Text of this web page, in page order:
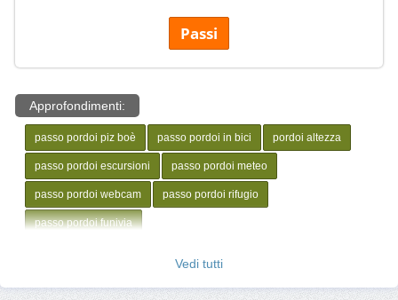
Passi
Approfondimenti:
passo pordoi piz boè passo pordoi in bici pordoi altezza
passo pordoi escursioni passo pordoi meteo
passo pordoi webcam passo pordoi rifugio
passo pordoi funivia
Vedi tutti